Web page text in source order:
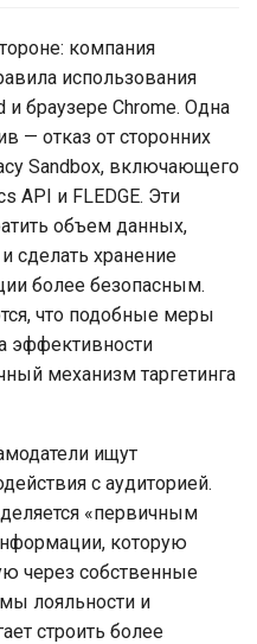
компания
использования
браузере Chrome. Одна
— отказ от сторонних
Sandbox, включающего
API и FLEDGE. Эти
объем данных,
сделать хранение
более безопасным.
что подобные меры
эффективности
механизм таргетинга
ищут
с аудиторией.
«первичным
которую
через собственные
лояльности и
строить более